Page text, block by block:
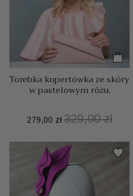
Torebka kopertówka ze skóry
w pastelowym różu.
Cena
279,00 zł Cena
329,00 zł